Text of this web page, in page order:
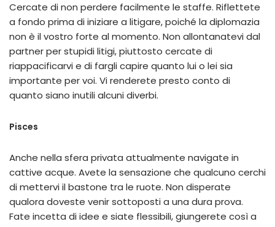
Cercate di non perdere facilmente le staffe. Riflettete
a fondo prima di iniziare a litigare, poiché la diplomazia
non è il vostro forte al momento. Non allontanatevi dal
partner per stupidi litigi, piuttosto cercate di
riappacificarvi e di fargli capire quanto lui o lei sia
importante per voi. Vi renderete presto conto di
quanto siano inutili alcuni diverbi.
Pisces
Anche nella sfera privata attualmente navigate in
cattive acque. Avete la sensazione che qualcuno cerchi
di mettervi il bastone tra le ruote. Non disperate
qualora doveste venir sottoposti a una dura prova.
Fate incetta di idee e siate flessibili, giungerete così a